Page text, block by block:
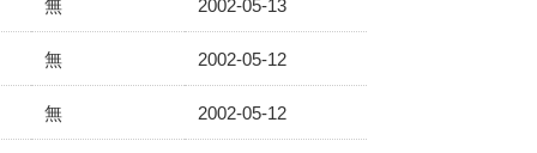
無 2002-05-13
無 2002-05-12
無 2002-05-12